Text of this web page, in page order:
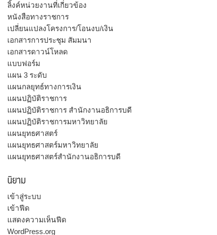
ลิ้งค์หน่วยงานที่เกี่ยวข้อง
หนังสือทางราชการ
เปลี่ยนแปลงโครงการ/โอนงบ/เงิน
เอกสารการประชุม สัมมนา
เอกสารดาวน์โหลด
แบบฟอร์ม
แผน 3 ระดับ
แผนกลยุทธ์ทางการเงิน
แผนปฏิบัติราชการ
แผนปฏิบัติราชการ สำนักงานอธิการบดี
แผนปฏิบัติราชการมหาวิทยาลัย
แผนยุทธศาสตร์
แผนยุทธศาสตร์มหาวิทยาลัย
แผนยุทธศาสตร์สำนักงานอธิการบดี
นิยาม
เข้าสู่ระบบ
เข้าฟีด
แสดงความเห็นฟีด
WordPress.org